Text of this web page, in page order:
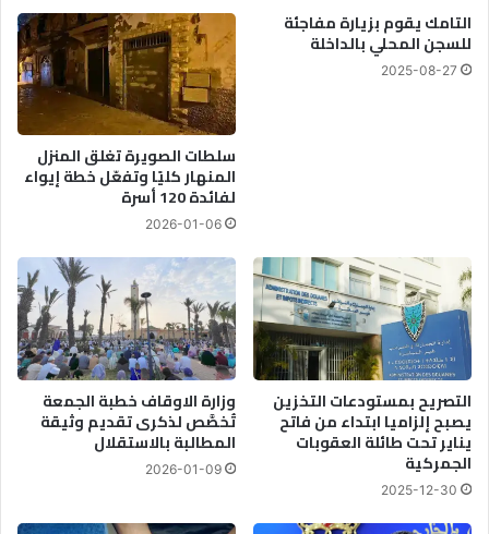
التامك يقوم بزيارة مفاجئة
للسجن المحلي بالداخلة
2025-08-27
سلطات الصويرة تغلق المنزل
المنهار كليًا وتفعّل خطة إيواء
لفائدة 120 أسرة
2026-01-06
التصريح بمستودعات التخزين
يصبح إلزاميا ابتداء من فاتح
يناير تحت طائلة العقوبات
الجمركية
2025-12-30
وزارة الاوقاف خطبة الجمعة
تُخصَّص لذكرى تقديم وثيقة
المطالبة بالاستقلال
2026-01-09